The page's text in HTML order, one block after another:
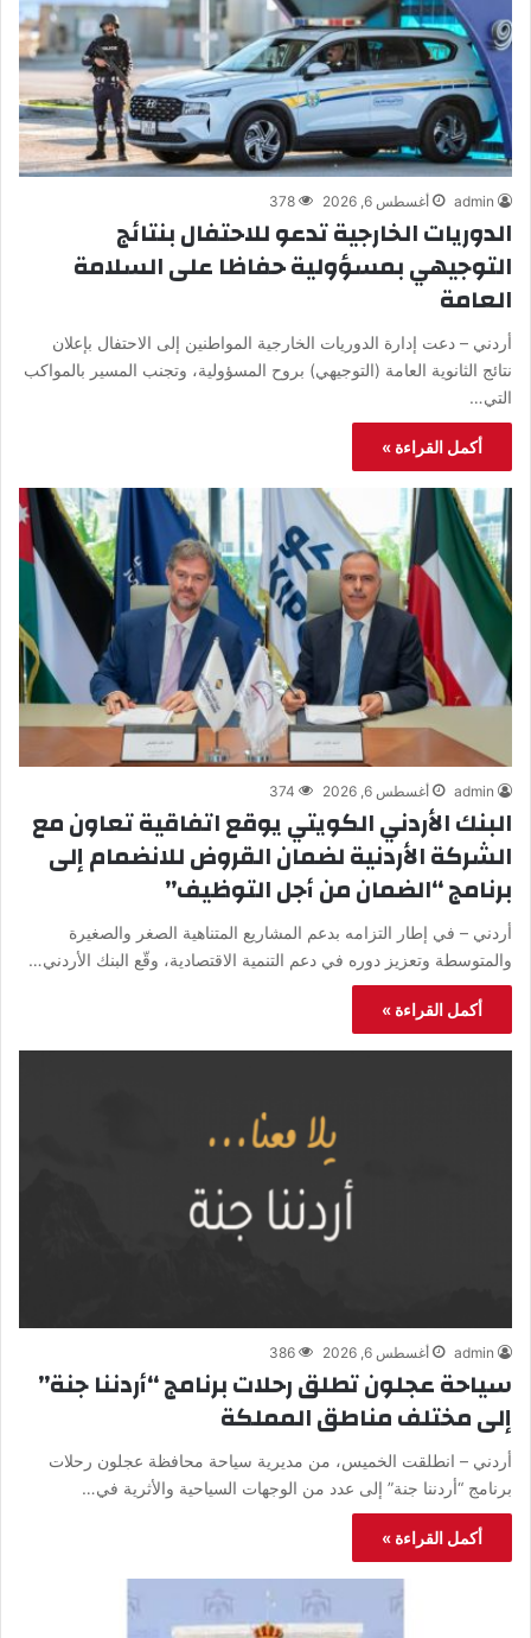
admin أغسطس 6, 2026 378
الدوريات الخارجية تدعو للاحتفال بنتائج
التوجيهي بمسؤولية حفاظا على السلامة
العامة
أردني – دعت إدارة الدوريات الخارجية المواطنين إلى الاحتفال بإعلان
نتائج الثانوية العامة (التوجيهي) بروح المسؤولية، وتجنب المسير بالمواكب
التي…
أكمل القراءة »
admin أغسطس 6, 2026 374
البنك الأردني الكويتي يوقع اتفاقية تعاون مع
الشركة الأردنية لضمان القروض للانضمام إلى
برنامج “الضمان من أجل التوظيف”
أردني – في إطار التزامه بدعم المشاريع المتناهية الصغر والصغيرة
والمتوسطة وتعزيز دوره في دعم التنمية الاقتصادية، وقّع البنك الأردني…
أكمل القراءة »
admin أغسطس 6, 2026 386
سياحة عجلون تطلق رحلات برنامج “أردننا جنة”
إلى مختلف مناطق المملكة
أردني – انطلقت الخميس، من مديرية سياحة محافظة عجلون رحلات
برنامج “أردننا جنة” إلى عدد من الوجهات السياحية والأثرية في…
أكمل القراءة »